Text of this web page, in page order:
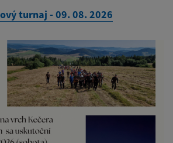
turnaj - 09. 08. 2026